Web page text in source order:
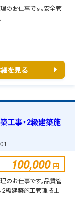
のお仕事です。安全管
を見る
工事・2級建築施
100,000 円
のお仕事です。品質管
2級建築施工管理技士